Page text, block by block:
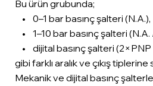
Bu ürün grubunda;
• 0–1 bar basınç şalteri (N.A.),
• 1–10 bar basınç şalteri (N.A.
• dijital basınç şalteri (2×PNP /
gibi farklı aralık ve çıkış
Mekanik ve dijital basınç